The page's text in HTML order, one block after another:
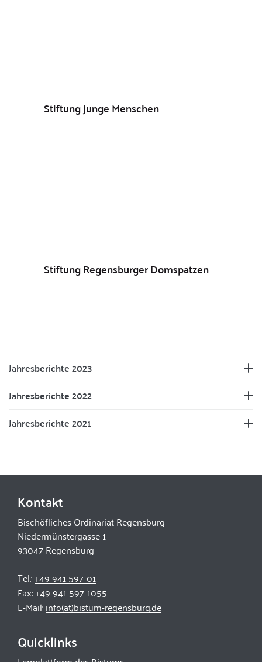
Stiftung junge Menschen
Stiftung Regensburger Domspatzen
Jahresberichte 2023
Jahresberichte 2022
Jahresberichte 2021
Kontakt
Bischöfliches Ordinariat Regensburg
Niedermünstergasse 1
93047 Regensburg
Tel.:+49 941 597-01
Fax:+49 941 597-1055
E-Mail:info(at)bistum-regensburg.de
Quicklinks